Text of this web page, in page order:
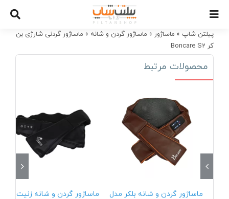
contentپیلتن شاپ » ماساژور » ماساژور گردن و شانه » ماساژور گردنی شارژی بن
کر Boncare S2
محصولات مرتبط
ماساژور گردن و شانه بلکر مدل
ماساژور گردن و شانه زنیت مد